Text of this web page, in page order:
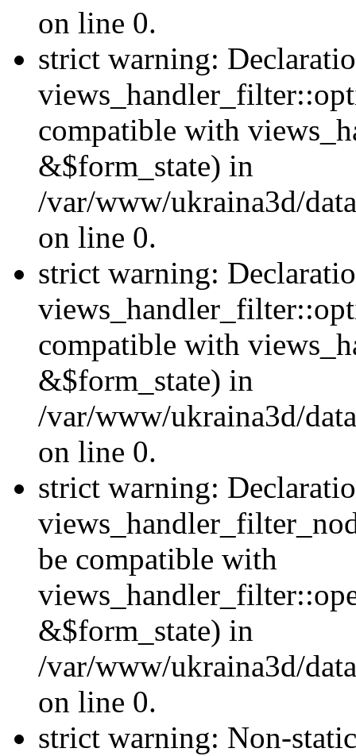
on line 0.
strict warning:
compatible with
&$form_state) in
/var/www/ukraina3d/
on line 0.
strict warning:
compatible with
&$form_state) in
/var/www/ukraina3d/
on line 0.
strict warning:
be compatible with
&$form_state) in
/var/www/ukraina3d/
on line 0.
strict warning: Non-